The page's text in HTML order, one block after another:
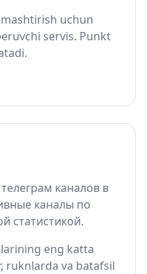
uchun
servis. Punkt
каналов в
каналы по
статистикой.
eng katta
ruknlarda va batafsil